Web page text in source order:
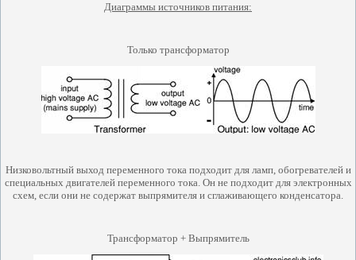
Диаграммы источников питания:
Только трансформатор
Низковольтныйвыход переменного тока подходит для ламп, обогревателей и
специальных двигателей переменного тока. Он не подходит для электронных
схем, если они не содержат выпрямителя и сглаживающего конденсатора.
Трансформатор + Выпрямитель